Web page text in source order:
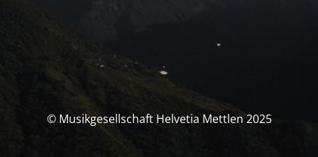
© Musikgesellschaft Helvetia Mettlen 2025